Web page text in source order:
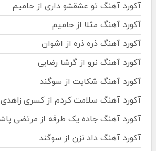
آکورد آهنگ تو عشقشو داری از حامیم
آکورد آهنگ مثلا از حامیم
آکورد آهنگ ذره ذره از اشوان
آکورد آهنگ نرو از گرشا رضایی
آکورد آهنگ شکایت از سوگند
آکورد آهنگ سلامت کردم از کسری زاهدی
آکورد آهنگ جاده یک طرفه از مرتضی
آکورد آهنگ داد نزن از سوگند